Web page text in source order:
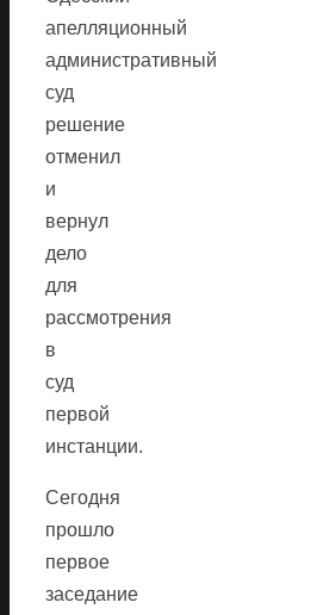
апелляционный
административный
суд
решение
отменил
и
вернул
дело
для
рассмотрения
в
суд
первой
инстанции.
Сегодня
прошло
первое
заседание